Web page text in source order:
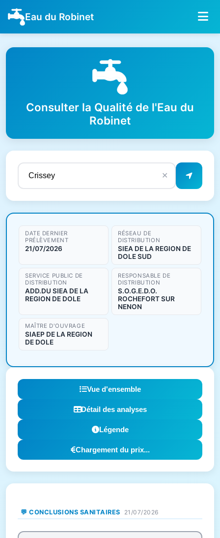
Eau du Robinet
Consulter la Qualité de l'Eau du
Robinet
✕
Résultats de qualité de l'eau
DATE DERNIER
PRÉLÈVEMENT
21/07/2026
RÉSEAU DE
DISTRIBUTION
SIEA DE LA REGION DE
DOLE SUD
SERVICE PUBLIC DE
DISTRIBUTION
ADD.DU SIEA DE LA
REGION DE DOLE
RESPONSABLE DE
DISTRIBUTION
S.O.G.E.D.O.
ROCHEFORT SUR
NENON
MAÎTRE D'OUVRAGE
SIAEP DE LA REGION
DE DOLE
Vue d'ensemble
Détail des analyses
Légende
Chargement du prix...
💬 CONCLUSIONS SANITAIRES 21/07/2026